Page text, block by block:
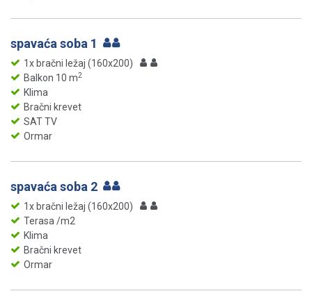
spavaća soba 1
1x bračni ležaj (160x200)
Balkon 10 m2
Klima
Bračni krevet
SAT TV
Ormar
spavaća soba 2
1x bračni ležaj (160x200)
Terasa /m2
Klima
Bračni krevet
Ormar